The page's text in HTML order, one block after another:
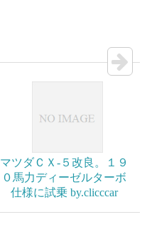
マツダＣＸ-５改良。１９
０馬力ディーゼルターボ
仕様に試乗 by.clicccar